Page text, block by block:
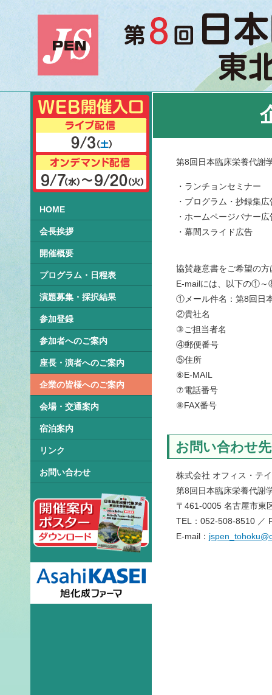
HOME
会長挨拶
開催概要
プログラム・日程表
演題募集・採択結果
参加登録
参加者へのご案内
座長・演者へのご案内
企業の皆様へのご案内
会場・交通案内
宿泊案内
リンク
お問い合わせ
第8回日本臨床栄養代謝
・ランチョンセミナー
・プログラム・抄録集広
・ホームページバナー広
・幕間スライド広告
協賛趣意書をご希望の
E-mailには、以下の①
①メール件名：第8回日
②貴社名
③ご担当者名
④郵便番号
⑤住所
⑥E-MAIL
⑦電話番号
⑧FAX番号
お問い合わせ先
株式会社 オフィス・テ
第8回日本臨床栄養代
〒461-0005 名古屋市東
TEL：052-508-8510 ／
E-mail：